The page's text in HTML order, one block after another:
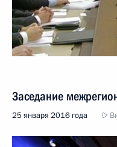
Заседание
25 января 2016 года